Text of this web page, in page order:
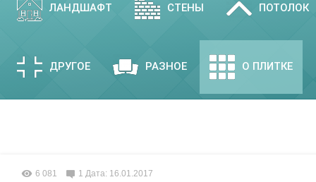
ЛАНДШАФТ СТЕНЫ ПОТОЛОК
ДРУГОЕ РАЗНОЕ О ПЛИТКЕ
6 081 1 Дата: 16.01.2017